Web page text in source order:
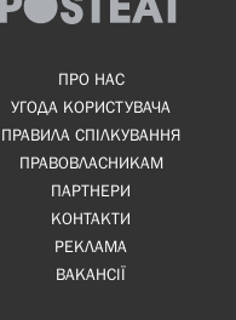
ПРО НАС
УГОДА КОРИСТУВАЧА
ПРАВИЛА СПІЛКУВАННЯ
ПРАВОВЛАСНИКАМ
ПАРТНЕРИ
КОНТАКТИ
РЕКЛАМА
ВАКАНСІЇ